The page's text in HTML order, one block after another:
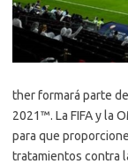
ther formará parte
2021™. La FIFA y la
para que
tratamientos contra